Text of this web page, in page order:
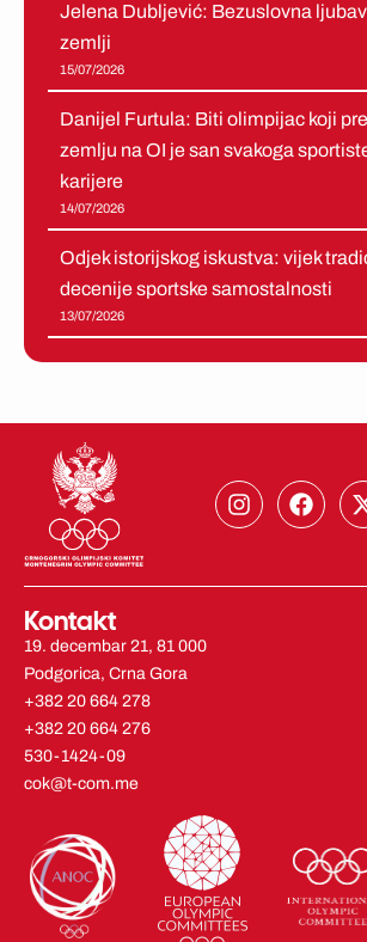
Jelena Dubljević: Bezuslovna
zemlji
15/07/2026
Danijel Furtula: Biti olimpijac koji
zemlju na OI je san svakoga
karijere
14/07/2026
Odjek istorijskog iskustva: vijek
decenije sportske samostalnosti
13/07/2026
I
n
a
F
a
b
i
Kontakt
19. decembar 21, 81 000
Podgorica, Crna Gora
+382 20 664 278
+382 20 664 276
530-1424-09
cok@t-com.me